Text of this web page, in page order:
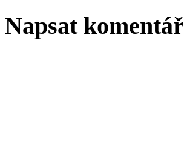
Napsat komentář